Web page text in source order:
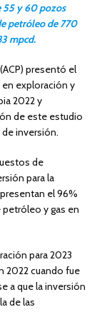
55 y 60 pozos
petróleo de 770
mpcd.
presentó el
exploración y
2022 y
de este estudio
inversión.
de
para la
el 96%
y gas en
para 2023
2022 cuando fue
a que la inversión
de las